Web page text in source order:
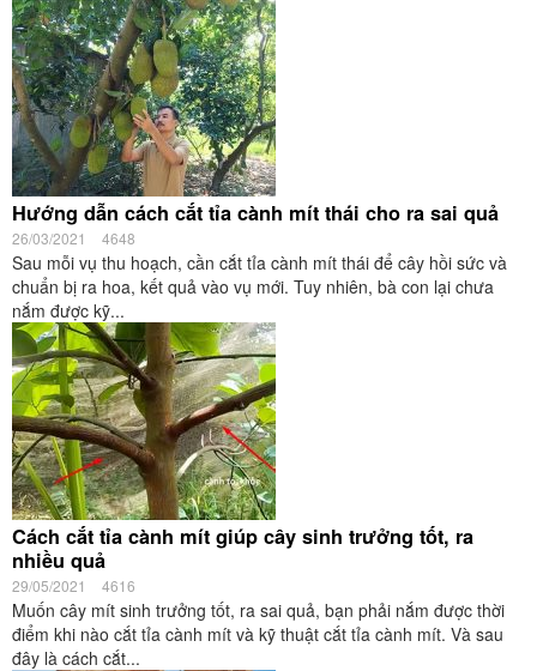
Hướng dẫn cách cắt tỉa cành mít thái cho ra sai quả
26/03/2021 4648
Sau mỗi vụ thu hoạch, cần cắt tỉa cành mít thái để cây hồi sức và
chuẩn bị ra hoa, kết quả vào vụ mới. Tuy nhiên, bà con lại chưa
nắm được kỹ...
Cách cắt tỉa cành mít giúp cây sinh trưởng tốt, ra
nhiều quả
29/05/2021 4616
Muốn cây mít sinh trưởng tốt, ra sai quả, bạn phải nắm được thời
điểm khi nào cắt tỉa cành mít và kỹ thuật cắt tỉa cành mít. Và sau
đây là cách cắt...